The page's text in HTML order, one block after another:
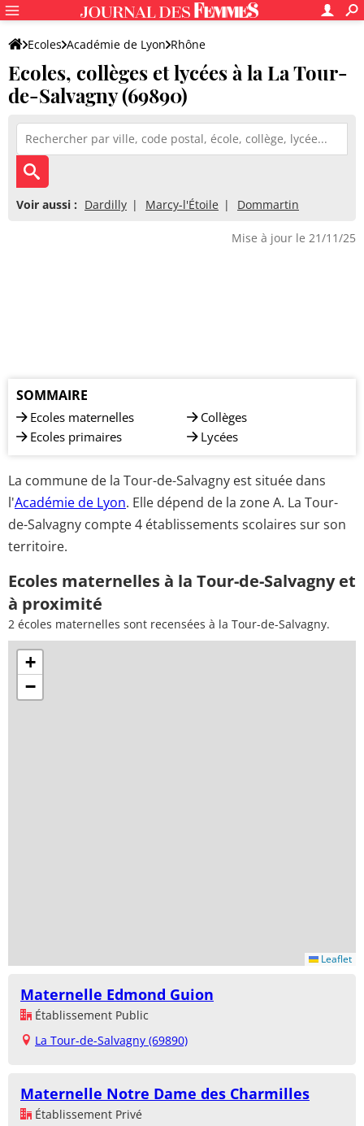
Ecoles Académie de Lyon Rhône
Ecoles, collèges et lycées à la La Tour-
de-Salvagny (69890)
Voir aussi : Dardilly Marcy-l'Étoile Dommartin
Mise à jour le 21/11/25
SOMMAIRE
Ecoles maternelles
Ecoles primaires
Collèges
Lycées
La commune de la Tour-de-Salvagny est située dans
l'Académie de Lyon. Elle dépend de la zone A. La Tour-
de-Salvagny compte 4 établissements scolaires sur son
territoire.
Ecoles maternelles à la Tour-de-Salvagny et
à proximité
2 écoles maternelles sont recensées à la Tour-de-Salvagny.
+
−
Leaflet
Maternelle Edmond Guion
Établissement Public
La Tour-de-Salvagny (69890)
Maternelle Notre Dame des Charmilles
Établissement Privé